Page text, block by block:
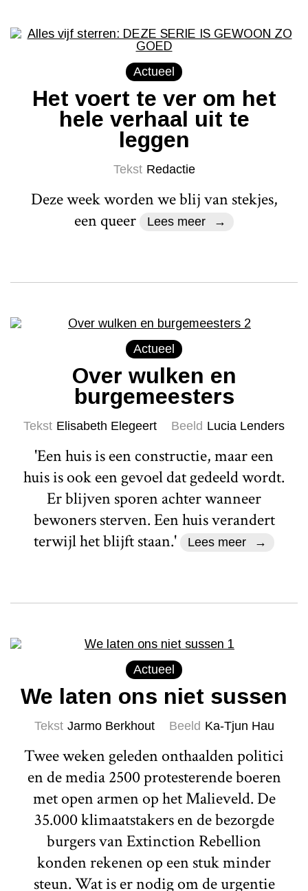
Actueel
Het voert te ver om het
hele verhaal uit te
leggen
Tekst Redactie
Deze week worden we blij van stekjes,
een queer
Lees meer
Actueel
Over wulken en
burgemeesters
Tekst Elisabeth Elegeert Beeld Lucia Lenders
'Een huis is een constructie, maar een
huis is ook een gevoel dat gedeeld wordt.
Er blijven sporen achter wanneer
bewoners sterven. Een huis verandert
terwijl het blijft staan.'
Lees meer
Actueel
We laten ons niet sussen
Tekst Jarmo Berkhout Beeld Ka-Tjun Hau
Twee weken geleden onthaalden politici
en de media 2500 protesterende boeren
met open armen op het Malieveld. De
35.000 klimaatstakers en de bezorgde
burgers van Extinction Rebellion
konden rekenen op een stuk minder
steun. Wat is er nodig om de urgentie